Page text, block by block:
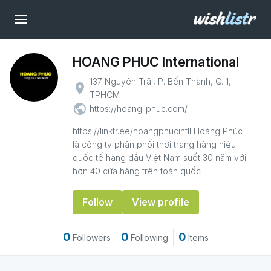
HOANG PHUC International
place 137 Nguyễn Trãi, P. Bến Thành, Q. 1,
TPHCM
public https://hoang-phuc.com/
https://linktr.ee/hoangphucintll Hoàng Phúc
là công ty phân phối thời trang hàng hiệu
quốc tế hàng đầu Việt Nam suốt 30 năm với
hơn 40 cửa hàng trên toàn quốc
Follow View profile
0 Followers 0 Following 0 Items